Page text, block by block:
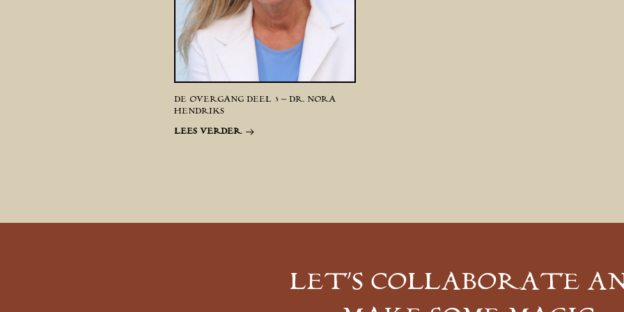
DE OVERGANG DEEL 3 – DR. NORA
HENDRIKS
LEES VERDER
LET’S COLLABORATE